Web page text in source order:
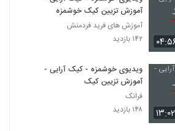
آموزش تزیین کیک خوشمزه
آموزش های فرید فردمنش
۱۴۲ بازدید
۱۳:۰۲
ویدیوی خوشمزه - کیک آرایی -
آموزش تزیین کیک
فرانک
۱۴۸ بازدید